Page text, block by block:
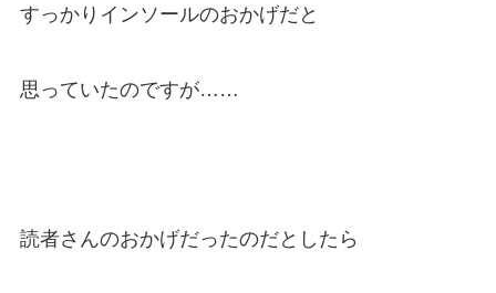
すっかりインソールのおかげだと
思っていたのですが……
読者さんのおかげだったのだとしたら